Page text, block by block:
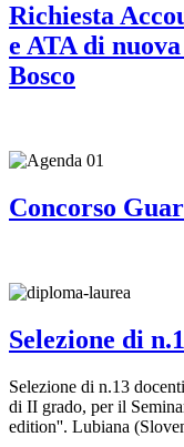
Richiesta
e ATA di
Bosco
Concorso
Selezione di
Selezione di n.13
di II grado, per il
edition''. Lubiana